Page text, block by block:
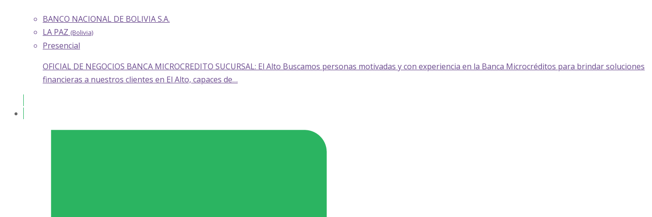
BANCO NACIONAL DE BOLIVIA S.A.
LA PAZ (Bolivia)
Presencial
OFICIAL DE NEGOCIOS BANCA MICROCREDITO SUCURSAL: El Alto Buscamos personas motivadas y con experiencia en la Banca Microcréditos para brindar soluciones
financieras a nuestros clientes en El Alto, capaces de…